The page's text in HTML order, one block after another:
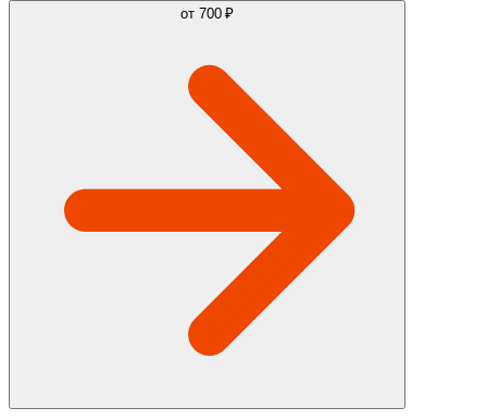
от 700 ₽